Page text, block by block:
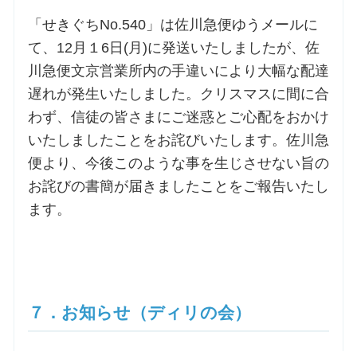
「せきぐちNo.540」は佐川急便ゆうメールに
て、12月１6日(月)に発送いたしましたが、佐
川急便文京営業所内の手違いにより大幅な配達
遅れが発生いたしました。クリスマスに間に合
わず、信徒の皆さまにご迷惑とご心配をおかけ
いたしましたことをお詫びいたします。佐川急
便より、今後このような事を生じさせない旨の
お詫びの書簡が届きましたことをご報告いたし
ます。
７．お知らせ（ディリの会）